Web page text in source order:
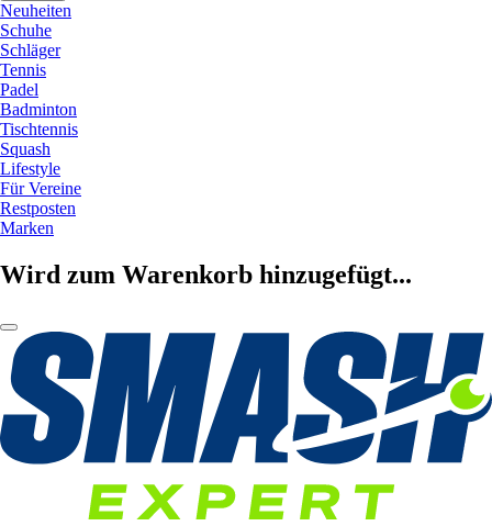
Neuheiten
Schuhe
Schläger
Tennis
Padel
Badminton
Tischtennis
Squash
Lifestyle
Für Vereine
Restposten
Marken
Wird zum Warenkorb hinzugefügt...